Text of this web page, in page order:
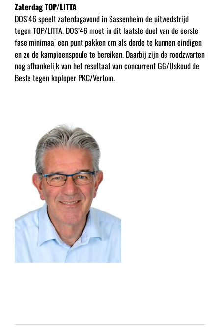
Zaterdag TOP/LITTA
DOS’46 speelt zaterdagavond in Sassenheim de uitwedstrijd
tegen TOP/LITTA. DOS’46 moet in dit laatste duel van de eerste
fase minimaal een punt pakken om als derde te kunnen eindigen
en zo de kampioenspoule te bereiken. Daarbij zijn de roodzwarten
nog afhankelijk van het resultaat van concurrent GG/IJskoud de
Beste tegen koploper PKC/Vertom.